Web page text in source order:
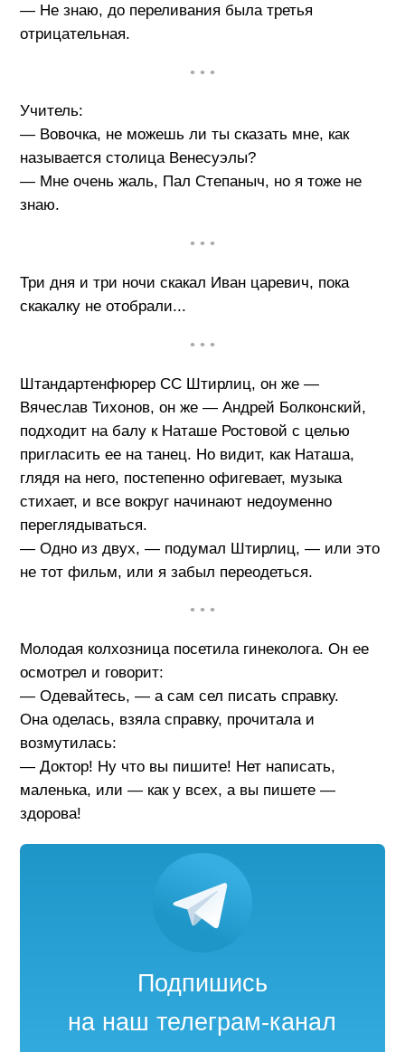
— Не знаю, до переливания была третья
отрицательная.
• • •
Учитель:
— Вовочка, не можешь ли ты сказать мне, как
называется столица Венесуэлы?
— Мне очень жаль, Пал Степаныч, но я тоже не
знаю.
• • •
Три дня и три ночи скакал Иван царевич, пока
скакалку не отобрали...
• • •
Штандартенфюрер СС Штирлиц, он же —
Вячеслав Тихонов, он же — Андрей Болконский,
подходит на балу к Наташе Ростовой с целью
пригласить ее на танец. Но видит, как Наташа,
глядя на него, постепенно офигевает, музыка
стихает, и все вокруг начинают недоуменно
переглядываться.
— Одно из двух, — подумал Штирлиц, — или это
не тот фильм, или я забыл переодеться.
• • •
Молодая колхозница посетила гинеколога. Он ее
осмотрел и говорит:
— Одевайтесь, — а сам сел писать справку.
Она оделась, взяла справку, прочитала и
возмутилась:
— Доктор! Ну что вы пишите! Нет написать,
маленька, или — как у всех, а вы пишете —
здорова!
Подпишись
на наш телеграм-канал